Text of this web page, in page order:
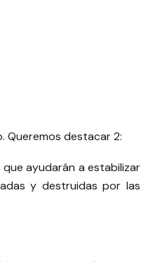
Queremos destacar 2:
ayudarán a estabilizar
y destruidas por las